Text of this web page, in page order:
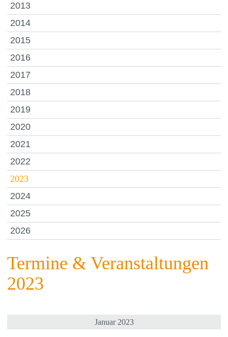
2013
2014
2015
2016
2017
2018
2019
2020
2021
2022
2023
2024
2025
2026
Termine & Veranstaltungen
2023
Januar 2023